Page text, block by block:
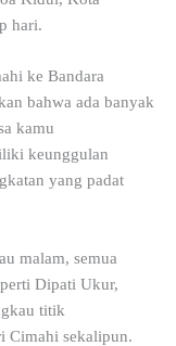
hari.
ke Bandara
bahwa ada banyak
kamu
keunggulan
yang padat
malam, semua
Dipati Ukur,
titik
Cimahi sekalipun.